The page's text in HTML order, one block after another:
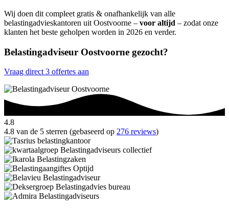
Wij doen dit compleet gratis & onafhankelijk van alle
belastingadvieskantoren uit Oostvoorne – voor altijd – zodat onze
klanten het beste geholpen worden in 2026 en verder.
Belastingadviseur Oostvoorne gezocht?
Vraag direct 3 offertes aan
4.8
4.8 van de 5 sterren (gebaseerd op 276 reviews)